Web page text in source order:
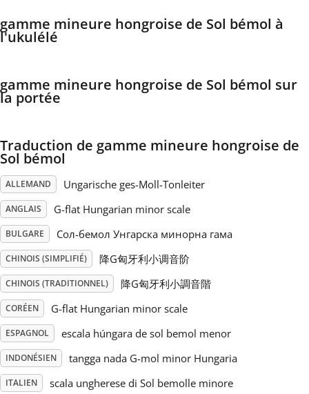
Polski
Svenska
Українська
简体中文
繁體中文
gamme mineure hongroise de Sol bémol à
l'ukulélé
gamme mineure hongroise de Sol bémol sur
la portée
Traduction de gamme mineure hongroise de
Sol bémol
ALLEMAND Ungarische ges-Moll-Tonleiter
ANGLAIS G-flat Hungarian minor scale
BULGARE Сол-бемол Унгарска минорна гама
CHINOIS (SIMPLIFIÉ) 降G匈牙利小调音阶
CHINOIS (TRADITIONNEL) 降G匈牙利小調音階
CORÉEN G-flat Hungarian minor scale
ESPAGNOL escala húngara de sol bemol menor
INDONÉSIEN tangga nada G-mol minor Hungaria
ITALIEN scala ungherese di Sol bemolle minore